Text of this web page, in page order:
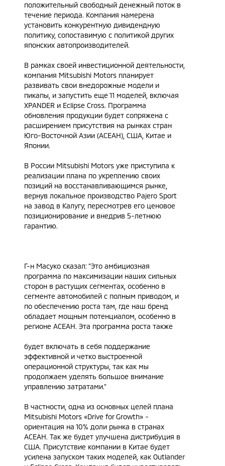
положительный свободный денежный поток в
течение периода. Компания намерена
установить конкурентную дивидендную
политику, сопоставимую с политикой других
японских автопроизводителей.
В рамках своей инвестиционной деятельности,
компания Mitsubishi Motors планирует
развивать свои внедорожные модели и
пикапы, и запустить еще 11 моделей, включая
XPANDER и Eclipse Cross. Программа
обновления продукции будет сопряжена с
расширением присутствия на рынках стран
Юго-Восточной Азии (АСЕАН), США, Китае и
Японии.
В России Mitsubishi Motors уже приступила к
реализации плана по укреплению своих
позиций на восстанавливающимся рынке,
вернув локальное производство Pajero Sport
на завод в Калугу, пересмотрев его ценовое
позиционирование и внедрив 5-летнюю
гарантию.
Г-н Масуко сказал: "Это амбициозная
программа по максимизации наших сильных
сторон в растущих сегментах, особенно в
сегменте автомобилей с полным приводом, и
по обеспечению роста там, где наш бренд
обладает мощным потенциалом, особенно в
регионе АСЕАН. Эта программа роста также
будет включать в себя поддержание
эффективной и четко выстроенной
операционной структуры, так как мы
продолжаем уделять большое внимание
управлению затратами."
В частности, одна из основных целей плана
Mitsubishi Motors «Drive for Growth» -
ориентация на 10% доли рынка в странах
АСЕАН. Так же будет улучшена дистрибуция в
США. Присутствие компании в Китае будет
усилена запуском таких моделей, как Outlander